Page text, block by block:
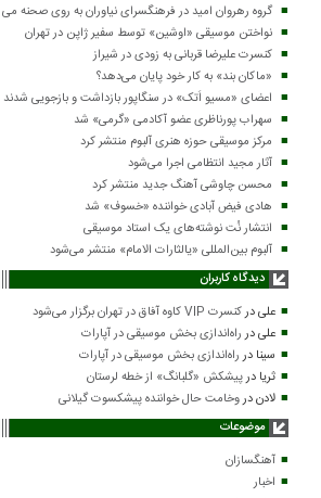
گروه رهروان امید در فرهنگسرای نیاوران به روی صحنه می
نواختن موسیقی «اوشین» توسط سفیر ژاپن در تهران
کنسرت علیرضا قربانی به زودی در شیراز
«ماکان بند» به کار خود پایان می‌دهد؟
اعضای «مسیو اَتک» در سنگاپور بازداشت و بازجویی شدند
سهراب پورناظری عضو آکادمی «گرمی» شد
مرکز موسیقی حوزه هنری آلبوم منتشر کرد
آثار مجید انتظامی اجرا می‌شود
محسن چاوشی آهنگ جدید منتشر کرد
هادی فیض آبادی خواننده «خسوف» شد
انتشار نُت نوشته‌های یک استاد موسیقی
آلبوم بین‌المللی «یالثارات الامام» منتشر می‌شود
دیدگاه کاربران
علیدرکنسرت VIP کاوه آفاق در تهران برگزار می‌شود
علیدرراه‌اندازی بخش موسیقی در آپارات
سینا درراه‌اندازی بخش موسیقی در آپارات
ثریا درپیشکش «گلبانگ» از خطه لرستان
لادندروخامت حال خواننده پیشکسوت گیلانی
موضوعات
آهنگسازان
اخبار